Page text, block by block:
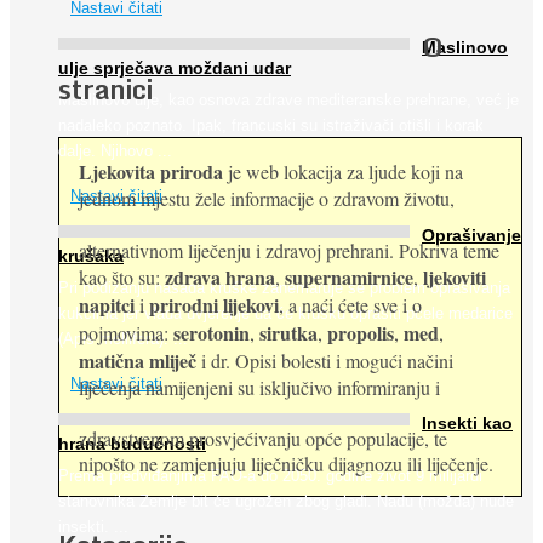
Nastavi čitati
Maslinovo
ulje sprječava moždani udar
Maslinovo ulje, kao osnova zdrave mediteranske prehrane, već je
dalje. Njihovo ...
Nastavi čitati
Oprašivanje
krušaka
Pri podizanju nasada kruške zanemaruje se problem oprašivanja
kukcima jer vlada uvjerenje da će krušku oprašiti pčele medarice
(Apis mellifera). ...
Nastavi čitati
Insekti kao
hrana budućnosti
Prema predviđanjima FAO-a do 2050. godine život 9 milijardi
stanovnika Zemlje bit će ugrožen zbog gladi. Nadu (možda) nude
O
stranici
Ljekovita priroda je web lokacija za ljude koji na
jednom mjestu žele informacije o zdravom životu,
alternativnom liječenju i zdravoj prehrani. Pokriva teme
kao što su: zdrava hrana, supernamirnice, ljekoviti
napitciiprirodni lijekovi, a naći ćete sve i o
pojmovima: serotonin, sirutka, propolis, med,
matična mliječi dr. Opisi bolesti i mogući načini
liječenja namijenjeni su isključivo informiranju i
zdravstvenom prosvjećivanju opće populacije, te
nipošto ne zamjenjuju liječničku dijagnozu ili liječenje.